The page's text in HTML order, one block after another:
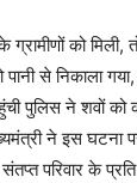
को मिली,
से निकाला
पुलिस ने शवों
ने इस घटना
परिवार के